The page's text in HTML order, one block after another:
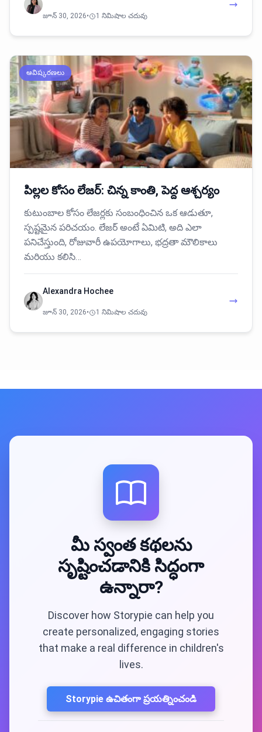
జూన్ 30, 2026• 1 నిమిషాల చదువు
ఆవిష్కరణలు
పిల్లల కోసం లేజర్: చిన్న కాంతి, పెద్ద ఆశ్చర్యం
కుటుంబాల కోసం లేజర్లకు సంబంధించిన ఒక ఆడుతూ,
స్పష్టమైన పరిచయం. లేజర్ అంటే ఏమిటి, అది ఎలా
పనిచేస్తుంది, రోజువారీ ఉపయోగాలు, భద్రతా మౌలికాలు
మరియు కలిసి…
Alexandra Hochee
జూన్ 30, 2026• 1 నిమిషాల చదువు
మీ స్వంత కథలను
సృష్టించడానికి సిద్ధంగా
ఉన్నారా?
Discover how Storypie can help you
create personalized, engaging stories
that make a real difference in children's
lives.
Storypie ఉచితంగా ప్రయత్నించండి